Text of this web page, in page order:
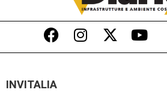
INVITALIA